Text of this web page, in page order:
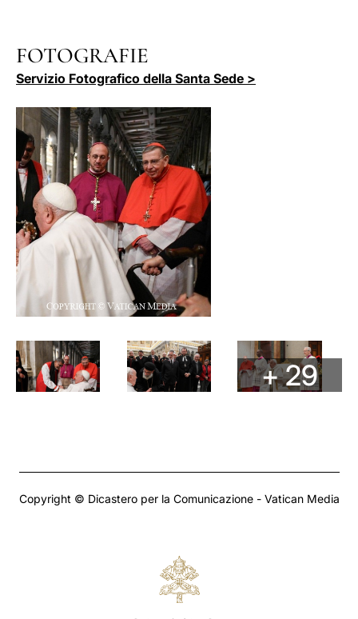
FOTOGRAFIE
Servizio Fotografico della Santa Sede >
+ 29
Copyright © Dicastero per la Comunicazione - Vatican Media